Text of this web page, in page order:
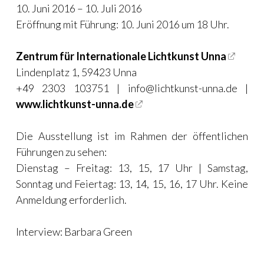
10. Juni 2016 – 10. Juli 2016
Eröffnung mit Führung: 10. Juni 2016 um 18 Uhr.
Zentrum für Internationale Lichtkunst Unna
Lindenplatz 1, 59423 Unna
+49 2303 103751 | info@lichtkunst-unna.de |
www.lichtkunst-unna.de
Die Ausstellung ist im Rahmen der öffentlichen
Führungen zu sehen:
Dienstag – Freitag: 13, 15, 17 Uhr | Samstag,
Sonntag und Feiertag: 13, 14, 15, 16, 17 Uhr. Keine
Anmeldung erforderlich.
Interview: Barbara Green